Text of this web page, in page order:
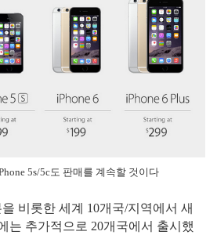
5s/5c도 판매를 계속할 것이다
비롯한 세계 10개국/지역에서 새
는 추가적으로 20개국에서 출시했